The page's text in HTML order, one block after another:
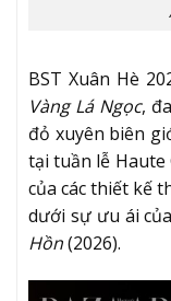
BST Xuân Hè
Vàng Lá Ngọc,
đỏ xuyên biên
tại tuần lễ
của các thiết kế
dưới sự ưu ái
Hồn(2026).